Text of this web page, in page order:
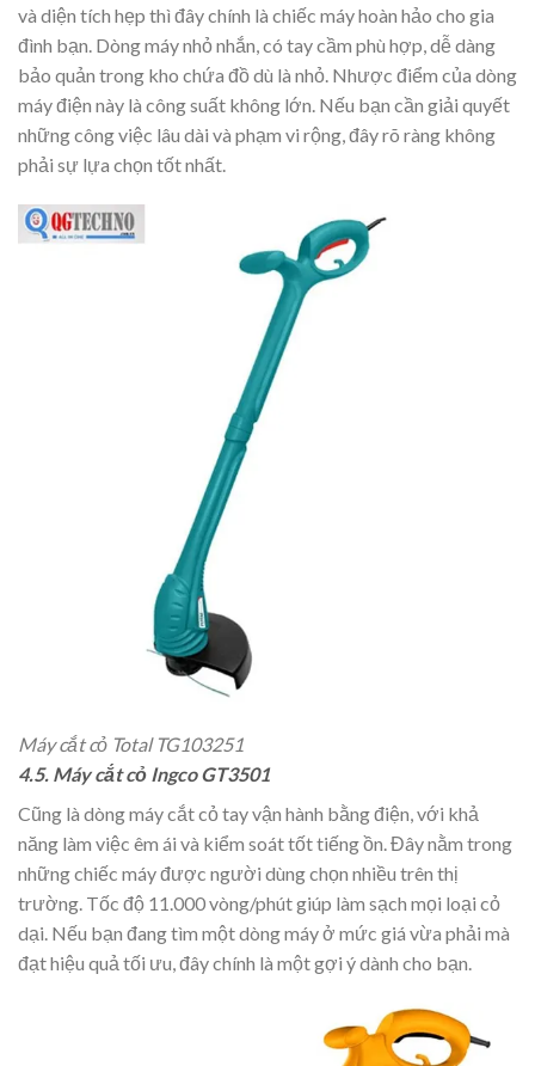
và diện tích hẹp thì đây chính là chiếc máy hoàn hảo cho gia
đình bạn. Dòng máy nhỏ nhắn, có tay cầm phù hợp, dễ dàng
bảo quản trong kho chứa đồ dù là nhỏ. Nhược điểm của dòng
máy điện này là công suất không lớn. Nếu bạn cần giải quyết
những công việc lâu dài và phạm vi rộng, đây rõ ràng không
phải sự lựa chọn tốt nhất.
Máy cắt cỏ Total TG103251
4.5. Máy cắt cỏ Ingco GT3501
Cũng là dòng máy cắt cỏ tay vận hành bằng điện, với khả
năng làm việc êm ái và kiểm soát tốt tiếng ồn. Đây nằm trong
những chiếc máy được người dùng chọn nhiều trên thị
trường. Tốc độ 11.000 vòng/phút giúp làm sạch mọi loại cỏ
dại. Nếu bạn đang tìm một dòng máy ở mức giá vừa phải mà
đạt hiệu quả tối ưu, đây chính là một gợi ý dành cho bạn.